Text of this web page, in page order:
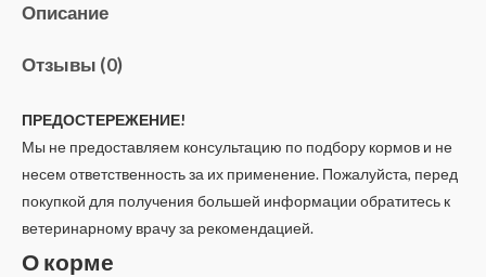
Описание
Отзывы (0)
ПРЕДОСТЕРЕЖЕНИЕ!
Мы не предоставляем консультацию по подбору кормов и не
несем ответственность за их применение. Пожалуйста, перед
покупкой для получения большей информации обратитесь к
ветеринарному врачу за рекомендацией.
О корме